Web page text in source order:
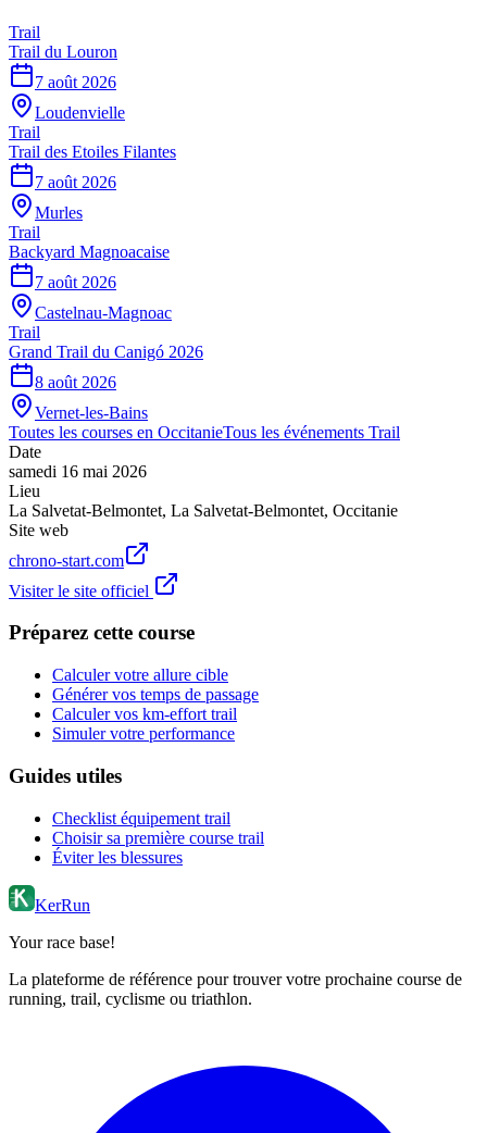
Trail
Trail du Louron
7 août 2026
Loudenvielle
Trail
Trail des Etoiles Filantes
7 août 2026
Murles
Trail
Backyard Magnoacaise
7 août 2026
Castelnau-Magnoac
Trail
Grand Trail du Canigó 2026
8 août 2026
Vernet-les-Bains
Toutes les courses en OccitanieTous les événements Trail
Date
samedi 16 mai 2026
Lieu
La Salvetat-Belmontet, La Salvetat-Belmontet, Occitanie
Site web
chrono-start.com
Visiter le site officiel
Préparez cette course
Calculer votre allure cible
Générer vos temps de passage
Calculer vos km-effort trail
Simuler votre performance
Guides utiles
Checklist équipement trail
Choisir sa première course trail
Éviter les blessures
KerRun
Your race base!
La plateforme de référence pour trouver votre prochaine course de
running, trail, cyclisme ou triathlon.